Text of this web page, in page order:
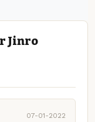
Jinro
07-01-2022